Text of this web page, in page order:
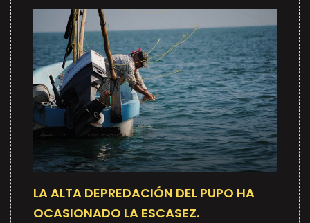
LA ALTA DEPREDACIÓN DEL PUPO HA
OCASIONADO LA ESCASEZ.